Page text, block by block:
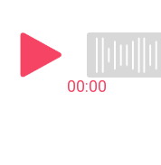
00:00